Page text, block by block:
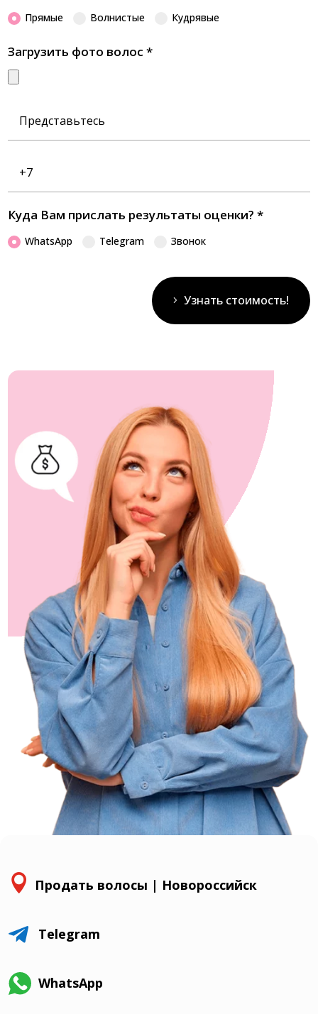
Прямые Волнистые Кудрявые
Загрузить фото волос*
Куда Вам прислать результаты оценки?*
WhatsApp Telegram Звонок
Узнать стоимость!
 Продать волосы | Новороссийск
 Telegram
WhatsApp